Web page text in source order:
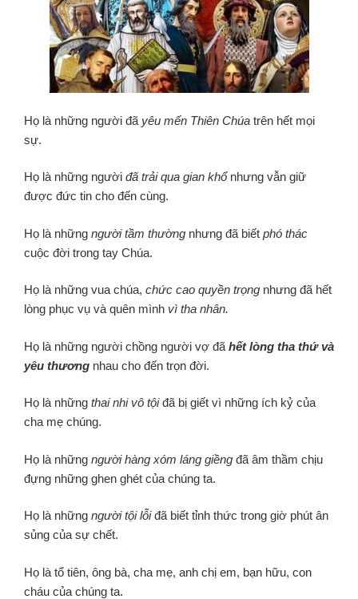
Họ là những người đã yêu mến Thiên Chúa trên hết mọi
sự.
Họ là những người đã trải qua gian khổnhưng vẫn giữ
được đức tin cho đến cùng.
Họ là những người tầm thường nhưng đã biết phó thác
cuộc đời trong tay Chúa.
Họ là những vua chúa, chức cao quyền trọng nhưng đã hết
lòng phục vụ và quên mình vì tha nhân.
Họ là những người chồng người vợ đã hết lòng tha thứ và
yêu thương nhau cho đến trọn đời.
Họ là những thai nhi vô tộiđã bị giết vì những ích kỷ của
cha mẹ chúng.
Họ là những người hàng xóm láng giềng đã âm thầm chịu
đựng những ghen ghét của chúng ta.
Họ là những người tội lỗiđã biết tỉnh thức trong giờ phút ân
sủng của sự chết.
Họ là tổ tiên, ông bà, cha mẹ, anh chị em, bạn hữu, con
cháu của chúng ta.